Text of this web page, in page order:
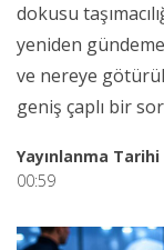
dokusu
yeniden
ve nereye
geniş çaplı bir
Yayınlanma Tarihi
00:59